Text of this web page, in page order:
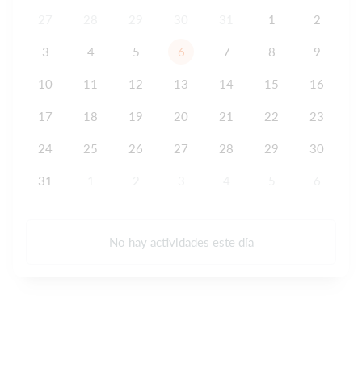
1 2
3 4 5 6 7 8 9
10 11 12 13 14 15 16
17 18 19 20 21 22 23
24 25 26 27 28 29 30
31
No hay actividades este día